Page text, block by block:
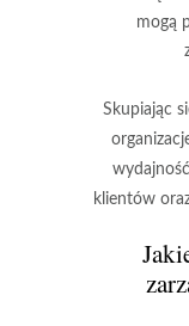
mogą
Skupiając
klientów